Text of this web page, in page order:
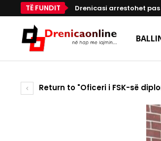
TË FUNDIT Drenicasi arrestohet
Return to "Oficeri i FSK-së